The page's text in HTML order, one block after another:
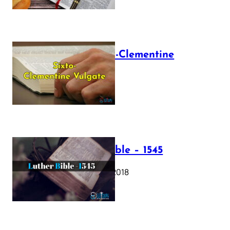
The Sixto-Clementine
Vulgate
July 12, 2025
Luther Bible – 1545
October 17, 2018